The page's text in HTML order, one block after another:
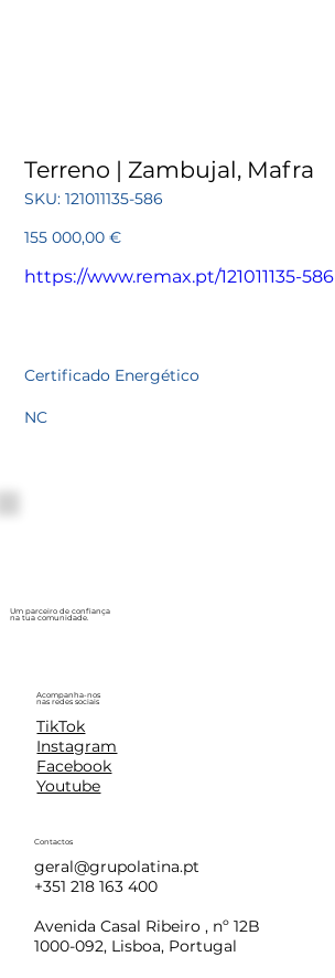
Terreno | Zambujal, Mafra
SKU: SKU
121011135-
121011135-586
Preço
155 000,00 €
https://www.remax.pt/121011135-586
Certificado Energético
NC
Um parceiro de confiança
na tua comunidade.
Acompanha-nos
nas redes sociais
TikTok
Instagram
Facebook
Youtube
Contactos
geral@grupolatina.pt
+351 218 163 400
Avenida Casal Ribeiro , nº 12B
1000-092, Lisboa, Portugal